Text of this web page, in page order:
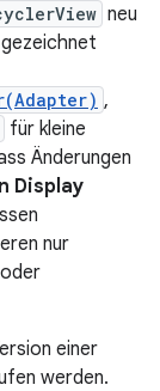
neu
,
für kleine
Änderungen
Display
nur
einer
werden.